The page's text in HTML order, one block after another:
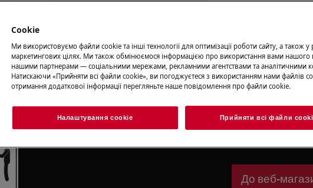
deactivate the appliance and
Запасні
Знайдіть
для вашої
замовляйте їх
До веб-
Cookie
Ми використовуємо файли cookie та інші технології для оптимізації роботи сайту, а також у
маркетингових цілях. Ми також обмінюємося інформацією про використання вами нашого
нашими партнерами — соціальними мережами, рекламними агентствами та аналітичними
Натискаючи «Прийняти всі файли сookie», ви погоджуєтеся з використанням нами файлів
отримання додаткової інформації перегляньте наше повідомлення про файли сookie.
Налаштування cookie Прийняти всі файли